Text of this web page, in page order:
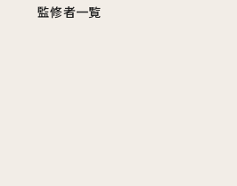
監修者一覧